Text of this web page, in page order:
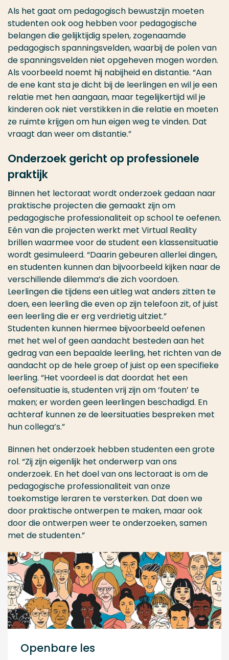
Als het gaat om pedagogisch bewustzijn moeten
studenten ook oog hebben voor pedagogische
belangen die gelijktijdig spelen, zogenaamde
pedagogisch spanningsvelden, waarbij de polen van
de spanningsvelden niet opgeheven mogen worden.
Als voorbeeld noemt hij nabijheid en distantie. “Aan
de ene kant sta je dicht bij de leerlingen en wil je een
relatie met hen aangaan, maar tegelijkertijd wil je
kinderen ook niet verstikken in die relatie en moeten
ze ruimte krijgen om hun eigen weg te vinden. Dat
vraagt dan weer om distantie.”
Onderzoek gericht op professionele
praktijk
Binnen het lectoraat wordt onderzoek gedaan naar
praktische projecten die gemaakt zijn om
pedagogische professionaliteit op school te oefenen.
Eén van die projecten werkt met Virtual Reality
brillen waarmee voor de student een klassensituatie
wordt gesimuleerd. “Daarin gebeuren allerlei dingen,
en studenten kunnen dan bijvoorbeeld kijken naar de
verschillende dilemma’s die zich voordoen.
Leerlingen die tijdens een uitleg wat anders zitten te
doen, een leerling die even op zijn telefoon zit, of juist
een leerling die er erg verdrietig uitziet.”
Studenten kunnen hiermee bijvoorbeeld oefenen
met het wel of geen aandacht besteden aan het
gedrag van een bepaalde leerling, het richten van de
aandacht op de hele groep of juist op een specifieke
leerling. “Het voordeel is dat doordat het een
oefensituatie is, studenten vrij zijn om ‘fouten’ te
maken; er worden geen leerlingen beschadigd. En
achteraf kunnen ze de leersituaties bespreken met
hun collega’s.”
Binnen het onderzoek hebben studenten een grote
rol. “Zij zijn eigenlijk het onderwerp van ons
onderzoek. En het doel van ons lectoraat is om de
pedagogische professionaliteit van onze
toekomstige leraren te versterken. Dat doen we
door praktische ontwerpen te maken, maar ook
door die ontwerpen weer te onderzoeken, samen
met de studenten.”
Openbare les